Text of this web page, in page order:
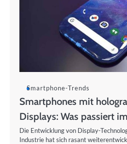
Smartphone-Trends
Smartphones mit
Displays: Was passiert
Die Entwicklung von Display-
Industrie hat sich rasant